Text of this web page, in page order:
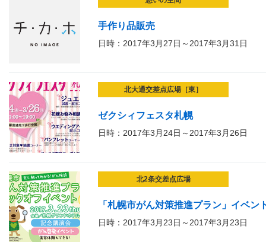
手作り品販売
日時：2017年3月27日～2017年3月31日
北大通交差点広場［東］
ゼクシィフェスタ札幌
日時：2017年3月24日～2017年3月26日
北2条交差点広場
「札幌市がん対策推進プラン」イベン
日時：2017年3月23日～2017年3月23日